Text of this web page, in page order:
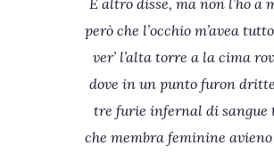
E altro disse, ma non l’ho a
però che l’occhio m’avea
ver’ l’alta torre a la cima
dove in un punto furon
tre furie infernal di sangue
che membra feminine